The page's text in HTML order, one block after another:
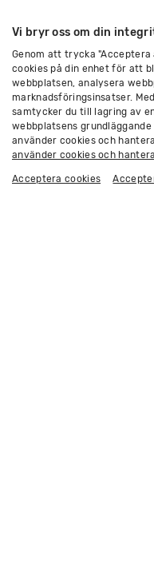
Vi bryr oss om din
Genom att trycka
cookies på din enhet för att
webbplatsen, analysera
marknadsföringsinsatser.
samtycker du till lagring av
webbplatsens
använder cookies och
använder cookies och
Acceptera cookies
grej baserat på vad som
Starta eget -
Starta företag vid
en väg framåt så du
Så utformar du
konsult